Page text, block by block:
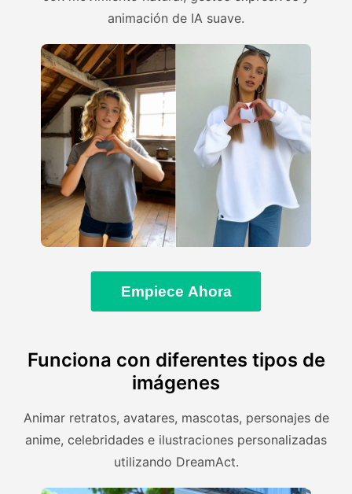
animación de IA suave.
Empiece Ahora
Funciona con diferentes tipos de
imágenes
Animar retratos, avatares, mascotas, personajes de
anime, celebridades e ilustraciones personalizadas
utilizando DreamAct.